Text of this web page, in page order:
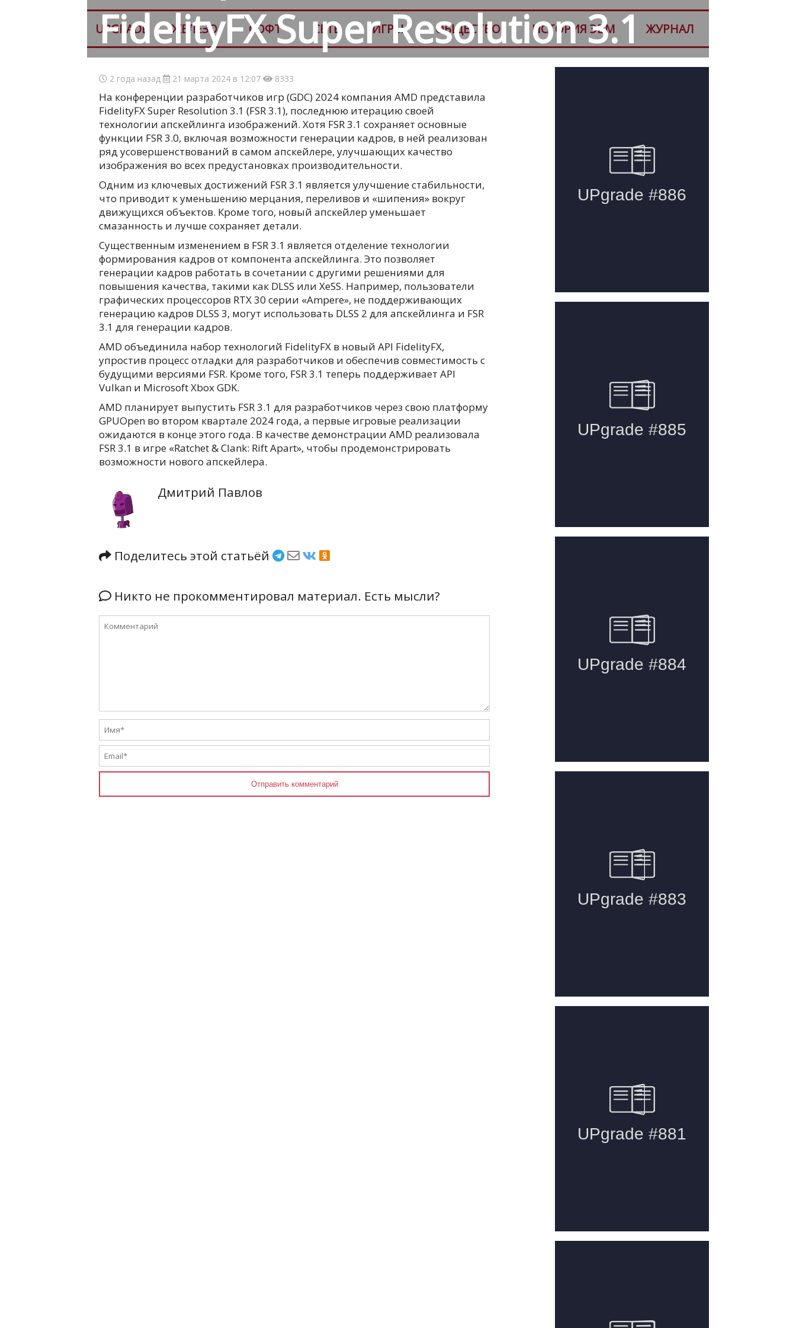
UPGRADE ЖЕЛЕЗО СОФТ СЕТЬ ИГРЫ ОБЩЕСТВО ИСТОРИЯ ЭВМ ЖУРНАЛ
FidelityFX Super Resolution 3.1
2 года назад 21 марта 2024 в 12:07 8333
На конференции разработчиков игр (GDC) 2024 компания AMD представила
FidelityFX Super Resolution 3.1 (FSR 3.1), последнюю итерацию своей
технологии апскейлинга изображений. Хотя FSR 3.1 сохраняет основные
функции FSR 3.0, включая возможности генерации кадров, в ней реализован
ряд усовершенствований в самом апскейлере, улучшающих качество
изображения во всех предустановках производительности.
Одним из ключевых достижений FSR 3.1 является улучшение стабильности,
что приводит к уменьшению мерцания, переливов и «шипения» вокруг
движущихся объектов. Кроме того, новый апскейлер уменьшает
смазанность и лучше сохраняет детали.
Существенным изменением в FSR 3.1 является отделение технологии
формирования кадров от компонента апскейлинга. Это позволяет
генерации кадров работать в сочетании с другими решениями для
повышения качества, такими как DLSS или XeSS. Например, пользователи
графических процессоров RTX 30 серии «Ampere», не поддерживающих
генерацию кадров DLSS 3, могут использовать DLSS 2 для апскейлинга и FSR
3.1 для генерации кадров.
AMD объединила набор технологий FidelityFX в новый API FidelityFX,
упростив процесс отладки для разработчиков и обеспечив совместимость с
будущими версиями FSR. Кроме того, FSR 3.1 теперь поддерживает API
Vulkan и Microsoft Xbox GDK.
AMD планирует выпустить FSR 3.1 для разработчиков через свою платформу
GPUOpen во втором квартале 2024 года, а первые игровые реализации
ожидаются в конце этого года. В качестве демонстрации AMD реализовала
FSR 3.1 в игре «Ratchet & Clank: Rift Apart», чтобы продемонстрировать
возможности нового апскейлера.
Дмитрий Павлов
Поделитесь этой статьёй
Никто не прокомментировал материал. Есть мысли?